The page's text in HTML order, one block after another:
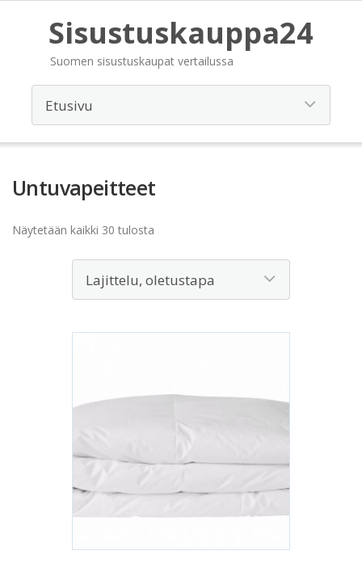
Sisustuskauppa24
Suomen sisustuskaupat vertailussa
Untuvapeitteet
Näytetään kaikki 30 tulosta